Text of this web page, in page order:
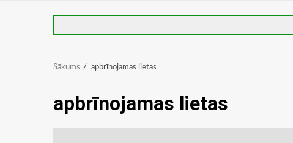
Sākums apbrīnojamas lietas
apbrīnojamas lietas